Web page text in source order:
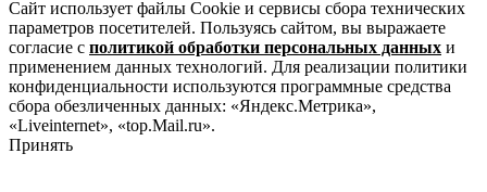
Сайт использует файлы Cookie и сервисы сбора технических
параметров посетителей. Пользуясь сайтом, вы выражаете
согласие с политикой обработки персональных данных и
применением данных технологий. Для реализации политики
конфиденциальности используются программные средства
сбора обезличенных данных: «Яндекс.Метрика»,
«Liveinternet», «top.Mail.ru».
Принять